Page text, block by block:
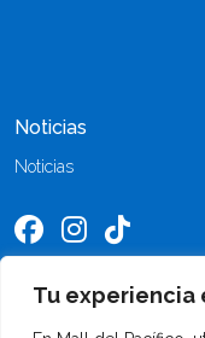
Tu experiencia
Noticias
Noticias
©2026 Mall del Pacífico.